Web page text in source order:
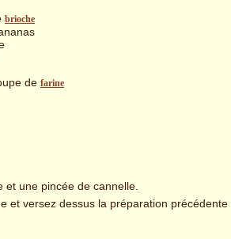
brioche
de farine
une pincée de cannelle.
et versez dessus la préparation